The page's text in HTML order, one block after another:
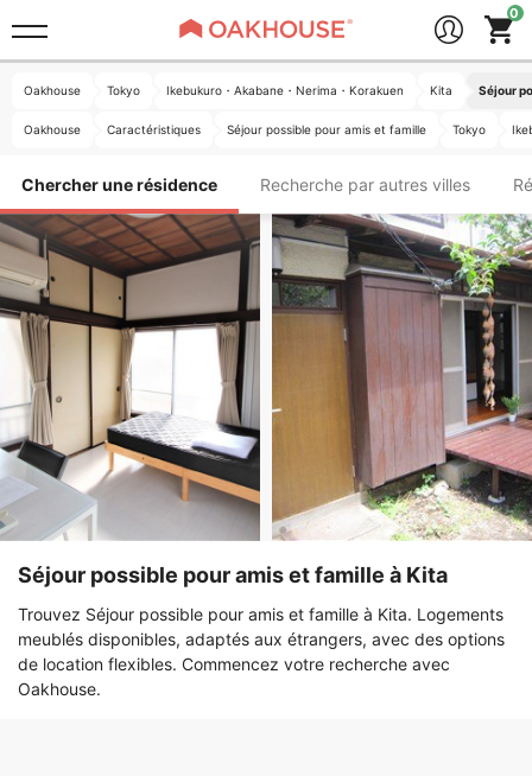
Oakhouse Tokyo Ikebukuro・Akabane・Nerima・Korakuen Kita Séjour
Oakhouse Caractéristiques Séjour possible pour amis et famille Tokyo
Chercher une résidence Recherche par autres villes
Séjour possible pour amis et famille à Kita
Trouvez Séjour possible pour amis et famille à Kita. Logements
meublés disponibles, adaptés aux étrangers, avec des options
de location flexibles. Commencez votre recherche avec
Oakhouse.